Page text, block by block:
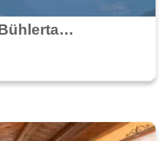
Skigebiet Hundseck - Bühlertallift